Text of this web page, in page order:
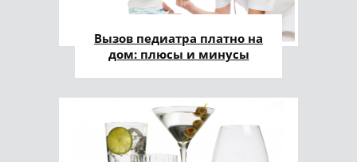
Вызов педиатра платно на
дом: плюсы и минусы